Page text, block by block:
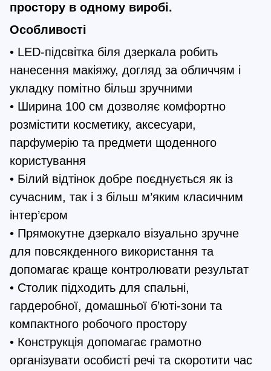
простору в одному виробі.
Особливості
• LED-підсвітка біля дзеркала робить
нанесення макіяжу, догляд за обличчям і
укладку помітно більш зручними
• Ширина 100 см дозволяє комфортно
розмістити косметику, аксесуари,
парфумерію та предмети щоденного
користування
• Білий відтінок добре поєднується як із
сучасним, так і з більш м’яким класичним
інтер’єром
• Прямокутне дзеркало візуально зручне
для повсякденного використання та
допомагає краще контролювати результат
• Столик підходить для спальні,
гардеробної, домашньої б’юті-зони та
компактного робочого простору
• Конструкція допомагає грамотно
організувати особисті речі та скоротити час